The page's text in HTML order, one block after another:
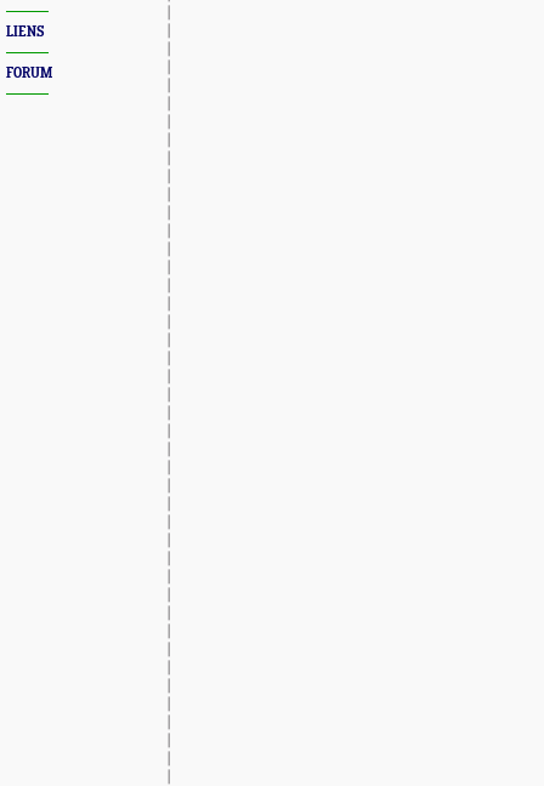
LIENS
FORUM